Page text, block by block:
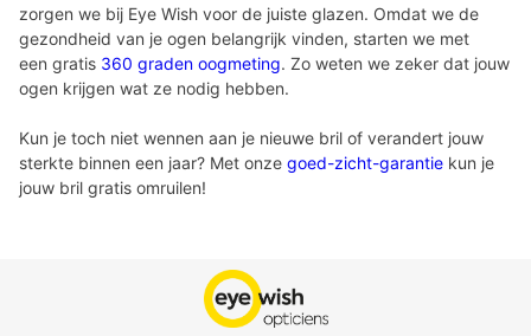
zorgen we bij Eye Wish voor de juiste glazen. Omdat we de
gezondheid van je ogen belangrijk vinden, starten we met
een gratis 360 graden oogmeting. Zo weten we zeker dat jouw
ogen krijgen wat ze nodig hebben.
Kun je toch niet wennen aan je nieuwe bril of verandert jouw
sterkte binnen een jaar? Met onze goed-zicht-garantie kun je
jouw bril gratis omruilen!